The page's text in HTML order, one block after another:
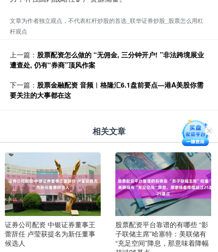
文章为作者独立观点，不代表杠杆炒股的首选_联华证券炒股_股票怎么用杠
杆观点
上一篇： 股票配资怎么做的 “无佣金, 三分钟开户! ”非法跨境展业
遭查处, 仍有“券商”顶风作案
下一篇： 股票金融配资 音频︱格隆汇6.1盘前要点—港A美股你需
要关注的大事都在这
相关文章
证券公司配资 中银证券董事王
蕾辞任 卢莹获提名为新任董事
候选人
股票配资平台靠谱的有哪些 “影
子联储主席”哈塞特：美联储有
“充足空间”降息，那意味着降幅